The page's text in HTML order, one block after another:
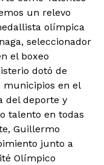
un relevo
olímpica
seleccionador
el boxeo
dotó de
en el
del deporte y
talento en todas
Guillermo
junto a
Olímpico